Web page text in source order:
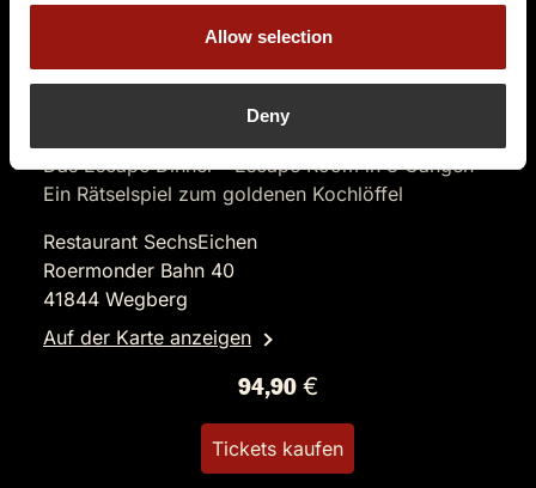
Allow selection
Deny
Das Escape Dinner - Escape Room in 3 Gängen
Ein Rätselspiel zum goldenen Kochlöffel
Restaurant SechsEichen
Roermonder Bahn 40
41844 Wegberg
Auf der Karte anzeigen
94,90 €
Tickets kaufen